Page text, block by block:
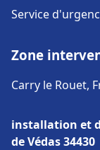
Service
Zone
Carry le Rouet,
installation et
de Védas 34430